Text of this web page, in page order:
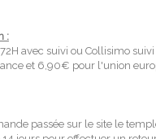
:
avec suivi ou Collisimo suivi
et 6,90€ pour l'union
passée sur le site le